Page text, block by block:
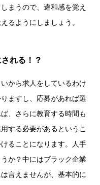
まうので、違和感を覚え
るようにしましょう。
れる！？
から求人をしているわけ
ますし、応募があれば選
、さらに教育する時間も
する必要があるというこ
ることになります。人手
か？中にはブラック企業
言えませんが、基本的に